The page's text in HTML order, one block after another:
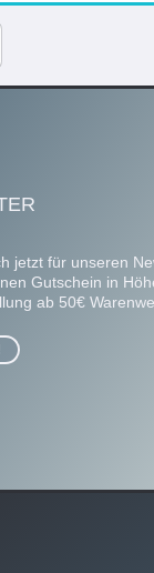
jetzt für unseren
Gutschein in
ab 50€